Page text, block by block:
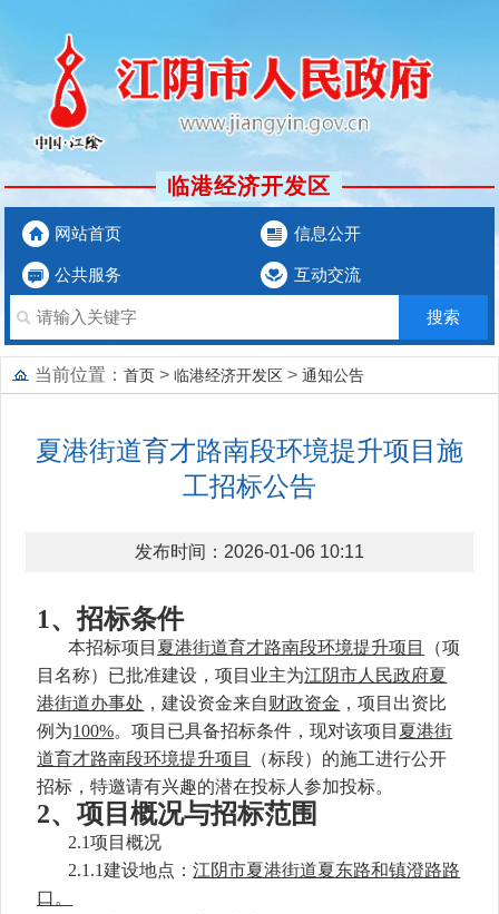
临港经济开发区
网站首页 信息公开
公共服务 互动交流
当前位置： 首页 > 临港经济开发区 > 通知公告
夏港街道育才路南段环境提升项目施
工招标公告
发布时间：2026-01-06 10:11
1、招标条件
本招标项目 夏港街道育才路南段环境提升项目
（项
目名称）已批准建设，项目业主为江阴市人民政府夏
港街道办事处 ，建设资金来自财政资金 ，项目出资比
例为100%。项目已具备招标条件，现对该项目 夏港街
道育才路南段环境提升项目
（标段）的施工进行公开
招标，特邀请有兴趣的潜在投标人参加投标。
2、项目概况与招标范围
2.1项目概况
2.1.1建设地点：江阴市夏港街道夏东路和镇澄路路
口 。